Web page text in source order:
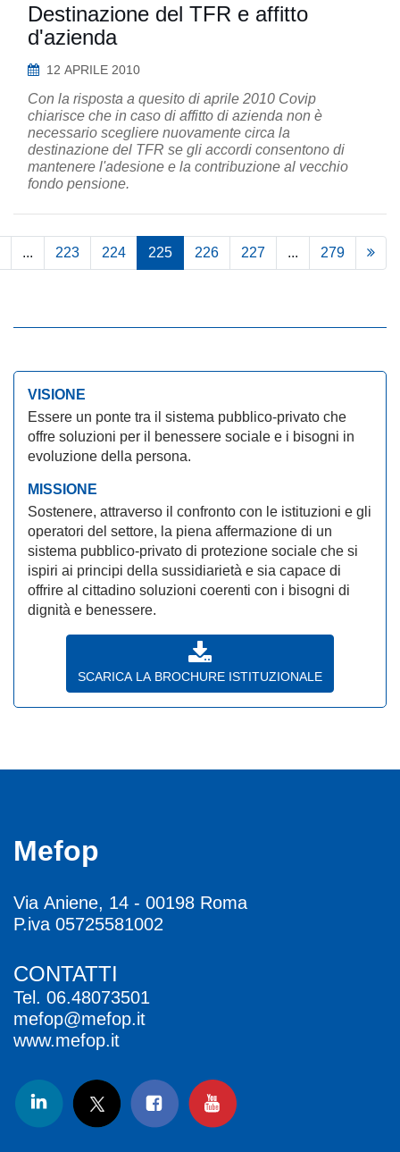
Destinazione del TFR e affitto
d'azienda
12 APRILE 2010
Con la risposta a quesito di aprile 2010 Covip
chiarisce che in caso di affitto di azienda non è
necessario scegliere nuovamente circa la
destinazione del TFR se gli accordi consentono di
mantenere l'adesione e la contribuzione al vecchio
fondo pensione.
... 223 224 225 226 227 ... 279
VISIONE
Essere un ponte tra il sistema pubblico-privato che
offre soluzioni per il benessere sociale e i bisogni in
evoluzione della persona.
MISSIONE
Sostenere, attraverso il confronto con le istituzioni e gli
operatori del settore, la piena affermazione di un
sistema pubblico-privato di protezione sociale che si
ispiri ai principi della sussidiarietà e sia capace di
offrire al cittadino soluzioni coerenti con i bisogni di
dignità e benessere.
SCARICA LA BROCHURE ISTITUZIONALE
Mefop
Via Aniene, 14 - 00198 Roma
P.iva 05725581002
CONTATTI
Tel. 06.48073501
mefop@mefop.it
www.mefop.it